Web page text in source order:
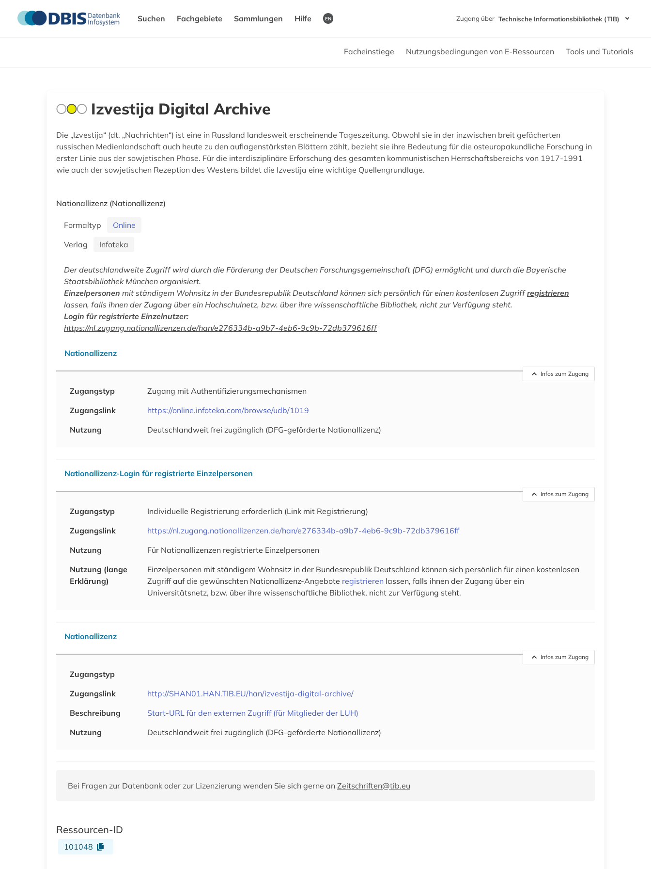
Suchen Fachgebiete Sammlungen Hilfe EN Zugang über Technische Informationsbibliothek (TIB)
Facheinstiege Nutzungsbedingungen von E-Ressourcen Tools und Tutorials
Izvestija Digital Archive
Die „Izvestija“ (dt. „Nachrichten“) ist eine in Russland landesweit erscheinende Tageszeitung. Obwohl sie in der inzwischen breit gefächerten
russischen Medienlandschaft auch heute zu den auflagenstärksten Blättern zählt, bezieht sie ihre Bedeutung für die osteuropakundliche Forschung in
erster Linie aus der sowjetischen Phase. Für die interdisziplinäre Erforschung des gesamten kommunistischen Herrschaftsbereichs von 1917-1991
wie auch der sowjetischen Rezeption des Westens bildet die Izvestija eine wichtige Quellengrundlage.
Nationallizenz (Nationallizenz)
Formaltyp
Online
Verlag
Infoteka
Der deutschlandweite Zugriff wird durch die Förderung der Deutschen Forschungsgemeinschaft (DFG) ermöglicht und durch die Bayerische
Staatsbibliothek München organisiert.
Einzelpersonen mit ständigem Wohnsitz in der Bundesrepublik Deutschland können sich persönlich für einen kostenlosen Zugriffregistrieren
lassen, falls ihnen der Zugang über ein Hochschulnetz, bzw. über ihre wissenschaftliche Bibliothek, nicht zur Verfügung steht.
Login für registrierte Einzelnutzer:
https://nl.zugang.nationallizenzen.de/han/e276334b-a9b7-4eb6-9c9b-72db379616ff
Nationallizenz
Infos zum Zugang
Zugangstyp
Zugang mit Authentifizierungsmechanismen
Zugangslink
https://online.infoteka.com/browse/udb/1019
Nutzung
Deutschlandweit frei zugänglich (DFG-geförderte Nationallizenz)
Nationallizenz-Login für registrierte Einzelpersonen
Infos zum Zugang
Zugangstyp Individuelle Registrierung erforderlich (Link mit Registrierung)
Zugangslink
https://nl.zugang.nationallizenzen.de/han/e276334b-a9b7-4eb6-9c9b-72db379616ff
Nutzung
Für Nationallizenzen registrierte Einzelpersonen
Nutzung (lange
Erklärung)
Einzelpersonen mit ständigem Wohnsitz in der Bundesrepublik Deutschland können sich persönlich für einen kostenlosen
Zugriff auf die gewünschten Nationallizenz-Angebote registrieren lassen, falls ihnen der Zugang über ein
Universitätsnetz, bzw. über ihre wissenschaftliche Bibliothek, nicht zur Verfügung steht.
Nationallizenz
Infos zum Zugang
Zugangstyp
Zugangslink
http://SHAN01.HAN.TIB.EU/han/izvestija-digital-archive/
Beschreibung
Start-URL für den externen Zugriff (für Mitglieder der LUH)
Nutzung
Deutschlandweit frei zugänglich (DFG-geförderte Nationallizenz)
Bei Fragen zur Datenbank oder zur Lizenzierung wenden Sie sich gerne an Zeitschriften@tib.eu
Ressourcen-ID
101048